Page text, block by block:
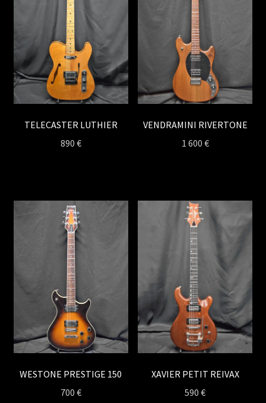
TELECASTER LUTHIER
890 €
VENDRAMINI RIVERTONE
1 600 €
WESTONE PRESTIGE 150
700 €
XAVIER PETIT REIVAX
590€